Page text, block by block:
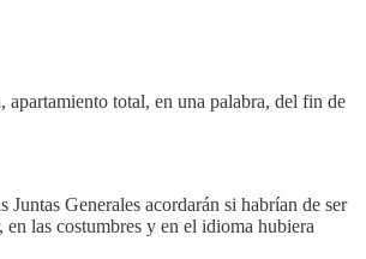
total, en una palabra, del fin de
Generales acordarán si habrían de ser
las costumbres y en el idioma hubiera